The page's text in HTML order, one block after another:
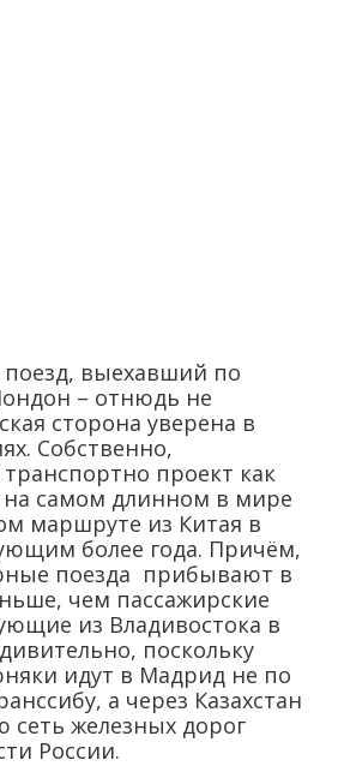
поезд, выехавший по
– отнюдь не
сторона уверена в
Собственно,
проект как
на самом длинном в мире
маршруте из Китая в
более года. Причём,
поезда прибывают в
чем пассажирские
из Владивостока в
поскольку
идут в Мадрид не по
а через Казахстан
сеть железных дорог
России.